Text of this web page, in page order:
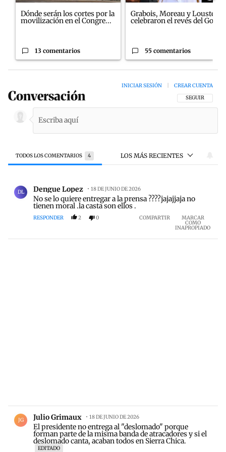
Dónde serán los cortes por la
movilización en el Congre...
13 comentarios
Grabois, Moreau y Lousteau
celebraron el revés del Gobi...
55 comentarios
Conversación SIGA ESTA
SEGUIR
INICIAR SESIÓN CREAR CUENTA
TODOS LOS COMENTARIOS 4 LOS MÁS RECIENTES
Todos los comentarios
DL Dengue Lopez 18 DE JUNIO DE 2026
No se lo quiere entregar a la prensa ????jajajjaja no
tienen moral .la casta son ellos .
RESPONDER 2 0 COMPARTIR MARCAR
COMO
INAPROPIADO
Comentario de Julio Grimaux.
JG Julio Grimaux 18 DE JUNIO DE 2026
El presidente no entrega al "deslomado" porque
forman parte de la misma banda de atracadores y si el
deslomado canta, acaban todos en Sierra Chica.
EDITADO